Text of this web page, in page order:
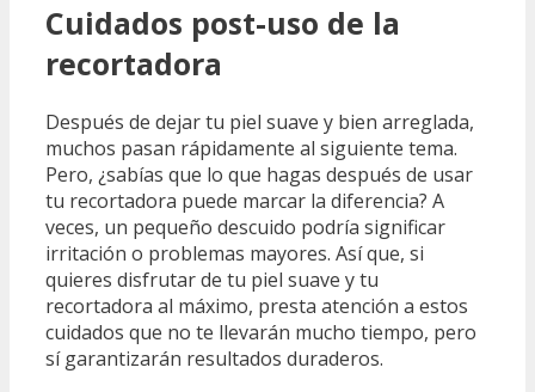
Cuidados post-uso de la
recortadora
Después de dejar tu piel suave y bien arreglada,
muchos pasan rápidamente al siguiente tema.
Pero, ¿sabías que lo que hagas después de usar
tu recortadora puede marcar la diferencia? A
veces, un pequeño descuido podría significar
irritación o problemas mayores. Así que, si
quieres disfrutar de tu piel suave y tu
recortadora al máximo, presta atención a estos
cuidados que no te llevarán mucho tiempo, pero
sí garantizarán resultados duraderos.